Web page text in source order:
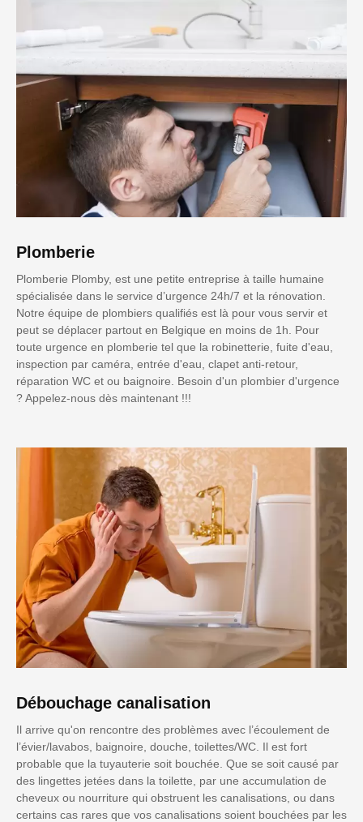
Plomberie
Plomberie Plomby, est une petite entreprise à taille humaine
spécialisée dans le service d’urgence 24h/7 et la rénovation.
Notre équipe de plombiers qualifiés est là pour vous servir et
peut se déplacer partout en Belgique en moins de 1h. Pour
toute urgence en plomberie tel que la robinetterie, fuite d'eau,
inspection par caméra, entrée d'eau, clapet anti-retour,
réparation WC et ou baignoire. Besoin d'un plombier d'urgence
? Appelez-nous dès maintenant !!!
Débouchage canalisation
Il arrive qu'on rencontre des problèmes avec l’écoulement de
l’évier/lavabos, baignoire, douche, toilettes/WC. Il est fort
probable que la tuyauterie soit bouchée. Que se soit causé par
des lingettes jetées dans la toilette, par une accumulation de
cheveux ou nourriture qui obstruent les canalisations, ou dans
certains cas rares que vos canalisations soient bouchées par les